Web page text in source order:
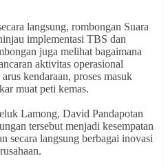
langsung, rombongan Suara
implementasi TBS dan
juga melihat bagaimana
aktivitas operasional
kendaraan, proses masuk
muat peti kemas.
Lamong, David Pandapotan
tersebut menjadi kesempatan
secara langsung berbagai inovasi